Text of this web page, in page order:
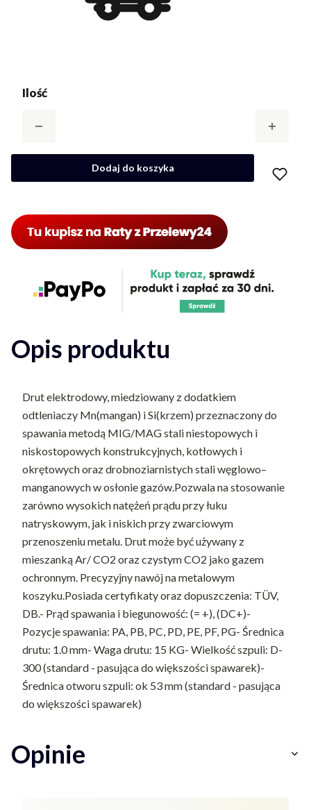
Ilość
Dodaj do koszyka
Opis produktu
Drut elektrodowy, miedziowany z dodatkiem
odtleniaczy Mn(mangan) i Si(krzem) przeznaczony do
spawania metodą MIG/MAG stali niestopowych i
niskostopowych konstrukcyjnych, kotłowych i
okrętowych oraz drobnoziarnistych stali węglowo–
manganowych w osłonie gazów.Pozwala na stosowanie
zarówno wysokich natężeń prądu przy łuku
natryskowym, jak i niskich przy zwarciowym
przenoszeniu metalu. Drut może być używany z
mieszanką Ar/ CO2 oraz czystym CO2 jako gazem
ochronnym. Precyzyjny nawój na metalowym
koszyku.Posiada certyfikaty oraz dopuszczenia: TÜV,
DB.- Prąd spawania i biegunowość: (= +), (DC+)-
Pozycje spawania: PA, PB, PC, PD, PE, PF, PG- Średnica
drutu: 1.0 mm- Waga drutu: 15 KG- Wielkość szpuli: D-
300 (standard - pasująca do większości spawarek)-
Średnica otworu szpuli: ok 53 mm (standard - pasująca
do większości spawarek)
Opinie